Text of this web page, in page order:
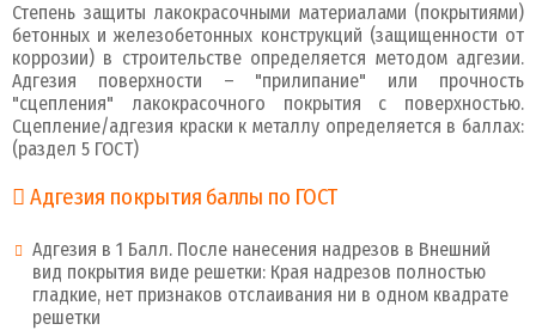
Степень защиты лакокрасочными материалами (покрытиями)
бетонных и железобетонных конструкций (защищенности от
коррозии) в строительстве определяется методом адгезии.
Адгезия поверхности – "прилипание" или прочность
"сцепления" лакокрасочного покрытия с поверхностью.
Сцепление/адгезия краски к металлу определяется в баллах:
(раздел 5 ГОСТ)
Адгезия покрытия баллы по ГОСТ
Адгезия в 1 Балл. После нанесения надрезов в Внешний
вид покрытия виде решетки: Края надрезов полностью
гладкие, нет признаков отслаивания ни в одном квадрате
решетки